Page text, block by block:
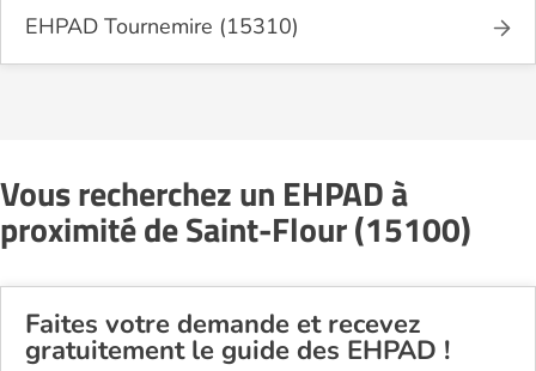
EHPAD Tournemire (15310)
Vous recherchez un EHPAD à
proximité de Saint-Flour (15100)
Faites votre demande et recevez
gratuitement le guide des EHPAD !